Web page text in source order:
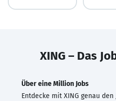
XING – Das
Über eine Million Jobs
Entdecke mit XING genau